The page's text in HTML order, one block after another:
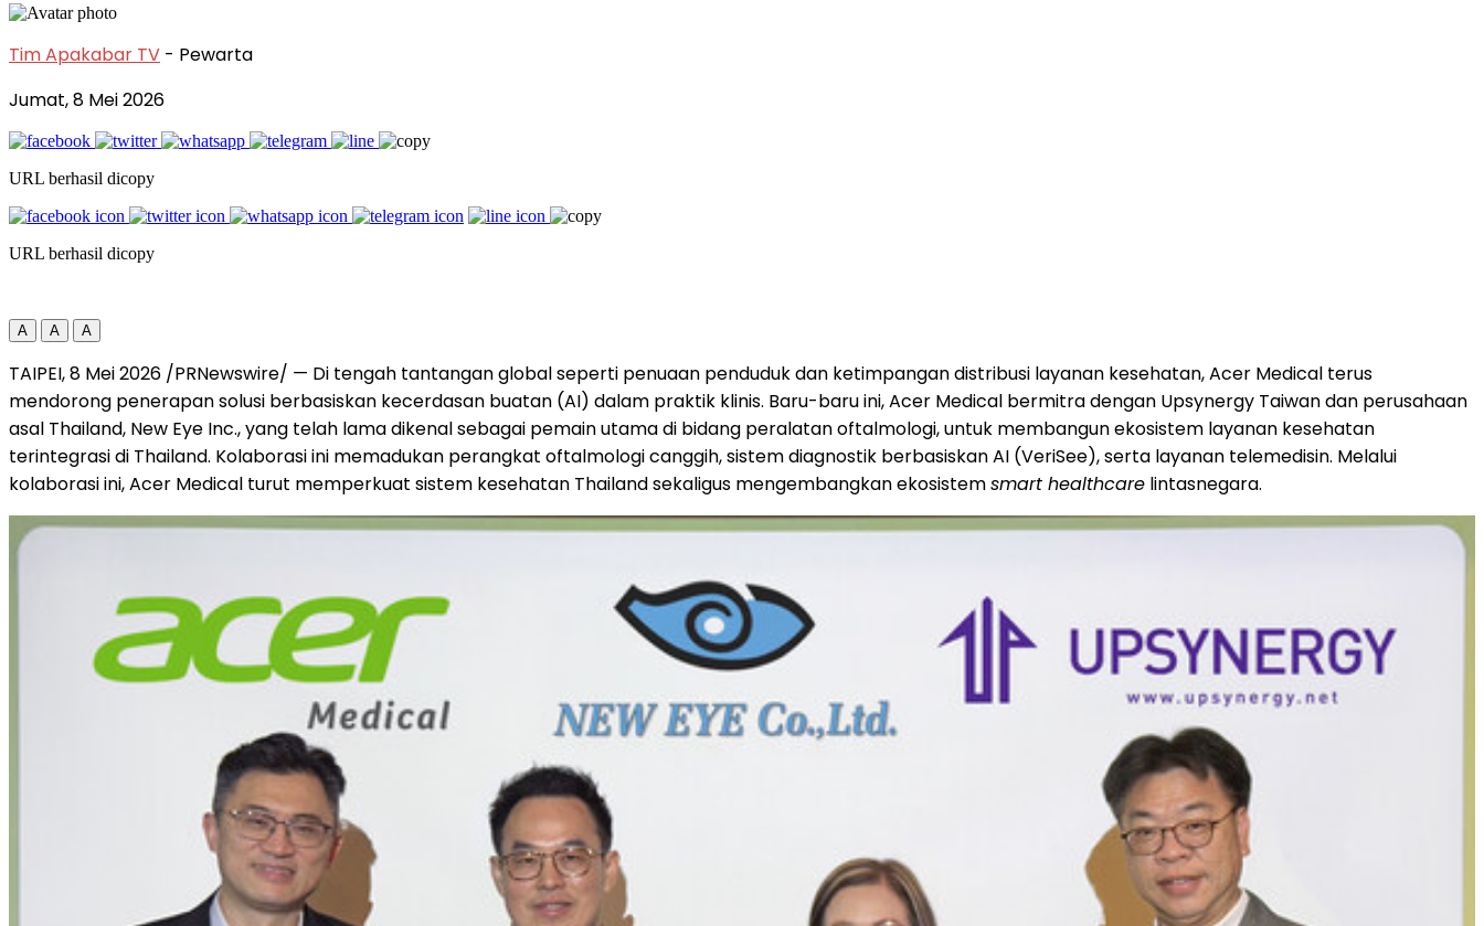
Tim Apakabar TV - Pewarta
Jumat, 8 Mei 2026
URL berhasil dicopy
URL berhasil dicopy
A A A
TAIPEI, 8 Mei 2026 /PRNewswire/ — Di tengah tantangan global seperti penuaan penduduk dan ketimpangan distribusi layanan kesehatan, Acer Medical terus
mendorong penerapan solusi berbasiskan kecerdasan buatan (AI) dalam praktik klinis. Baru-baru ini, Acer Medical bermitra dengan Upsynergy Taiwan dan perusahaan
asal Thailand, New Eye Inc., yang telah lama dikenal sebagai pemain utama di bidang peralatan oftalmologi, untuk membangun ekosistem layanan kesehatan
terintegrasi di Thailand. Kolaborasi ini memadukan perangkat oftalmologi canggih, sistem diagnostik berbasiskan AI (VeriSee), serta layanan telemedisin. Melalui
kolaborasi ini, Acer Medical turut memperkuat sistem kesehatan Thailand sekaligus mengembangkan ekosistemsmart healthcare lintasnegara.